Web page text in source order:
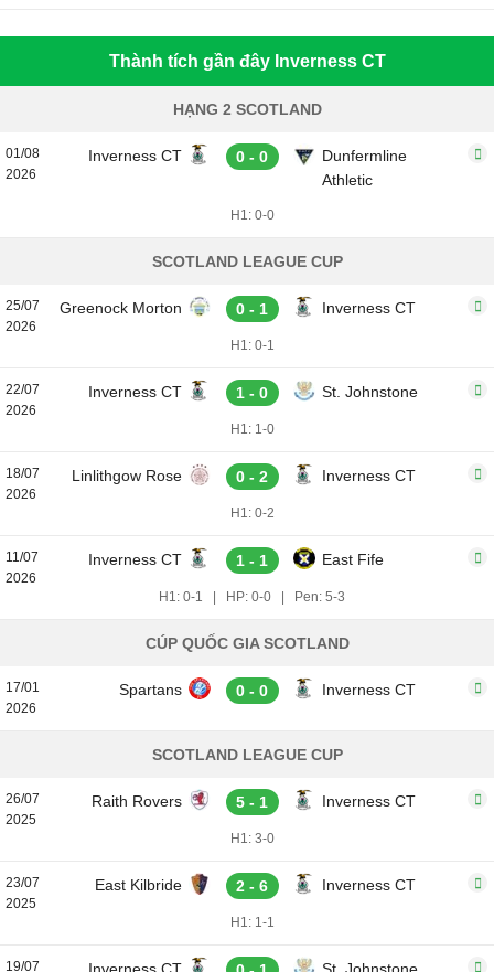
Thành tích gần đây Inverness CT
HẠNG 2 SCOTLAND
01/08
2026
Inverness CT 0 - 0
Dunfermline
Athletic
H1: 0-0
SCOTLAND LEAGUE CUP
25/07
2026
Greenock Morton 0 - 1 Inverness CT
H1: 0-1
22/07
2026
Inverness CT 1 - 0 St. Johnstone
H1: 1-0
18/07
2026
Linlithgow Rose 0 - 2 Inverness CT
H1: 0-2
11/07
2026
Inverness CT 1 - 1 East Fife
H1: 0-1 HP: 0-0 Pen: 5-3
CÚP QUỐC GIA SCOTLAND
17/01
2026
Spartans 0 - 0 Inverness CT
SCOTLAND LEAGUE CUP
26/07
2025
Raith Rovers 5 - 1 Inverness CT
H1: 3-0
23/07
2025
East Kilbride 2 - 6 Inverness CT
H1: 1-1
19/07